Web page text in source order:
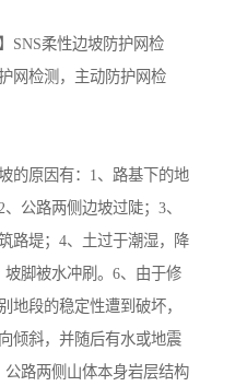
SNS柔性边坡防护网检
网检测，主动防护网检
原因有：1、路基下的地
公路两侧边坡过陡；3、
路堤；4、土过于潮湿，降
脚被水冲刷。6、由于修
地段的稳定性遭到破坏，
倾斜，并随后有水或地震
路两侧山体本身岩层结构